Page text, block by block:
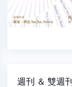
週刊 ＆ 雙週刊